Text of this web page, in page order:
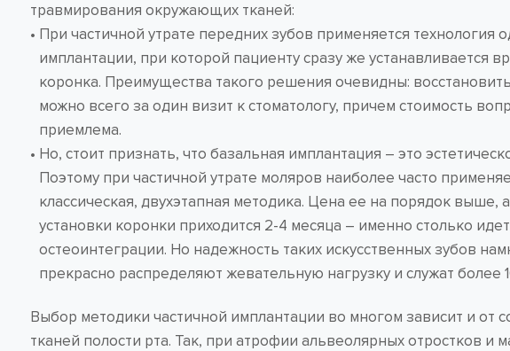
травмирования окружающих тканей:
При частичной утрате передних зубов применяется технология
имплантации, при которой пациенту сразу же устанавливается
коронка. Преимущества такого решения очевидны:
можно всего за один визит к стоматологу, причем стоимость
приемлема.
Но, стоит признать, что базальная имплантация – это
Поэтому при частичной утрате моляров наиболее часто
классическая, двухэтапная методика. Цена ее на порядок выше,
установки коронки приходится 2-4 месяца – именно столько
остеоинтеграции. Но надежность таких искусственных зубов
прекрасно распределяют жевательную нагрузку и служат более
Выбор методики частичной имплантации во многом зависит и от
тканей полости рта. Так, при атрофии альвеолярных отростков и